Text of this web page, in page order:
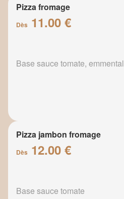
Pizza fromage
Dès 11.00 €
Base sauce tomate, emmental
Pizza jambon fromage
Dès 12.00 €
Base sauce tomate